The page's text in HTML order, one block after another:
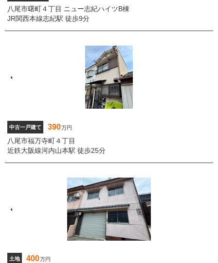
八尾市曙町４丁目 ニュー志紀ハイツB棟
JR関西本線志紀駅 徒歩9分
中古一戸建て 390万円
八尾市福万寺町４丁目
近鉄大阪線河内山本駅 徒歩25分
土地 400万円